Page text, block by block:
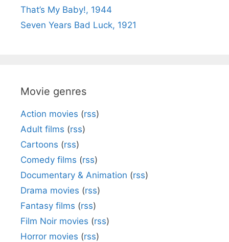
That’s My Baby!, 1944
Seven Years Bad Luck, 1921
Movie genres
Action movies (rss)
Adult films (rss)
Cartoons (rss)
Comedy films (rss)
Documentary & Animation (rss)
Drama movies (rss)
Fantasy films (rss)
Film Noir movies (rss)
Horror movies (rss)